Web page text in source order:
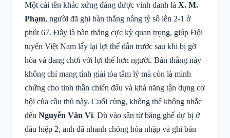
Một cái tên khác xứng đáng được vinh danh là X. M.
Phạm, người đã ghi bàn thắng nâng tỷ số lên 2-1 ở
phút 67. Đây là bàn thắng cực kỳ quan trọng, giúp Đội
tuyển Việt Nam lấy lại lợi thế dẫn trước sau khi bị gỡ
hòa và đang chơi với lợi thế hơn người. Bàn thắng này
không chỉ mang tính giải tỏa tâm lý mà còn là minh
chứng cho tinh thần chiến đấu và khả năng tận dụng cơ
hội của cầu thủ này. Cuối cùng, không thể không nhắc
đến Nguyễn Văn Vĩ. Dù vào sân từ băng ghế dự bị ở
đầu hiệp 2, anh đã nhanh chóng hòa nhập và ghi bàn